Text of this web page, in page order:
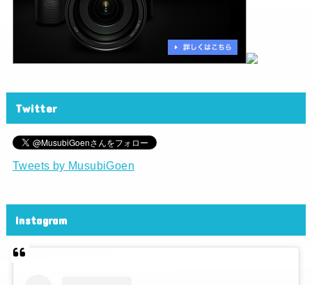
Twitter
Tweets by MusubiGoen
Instagram